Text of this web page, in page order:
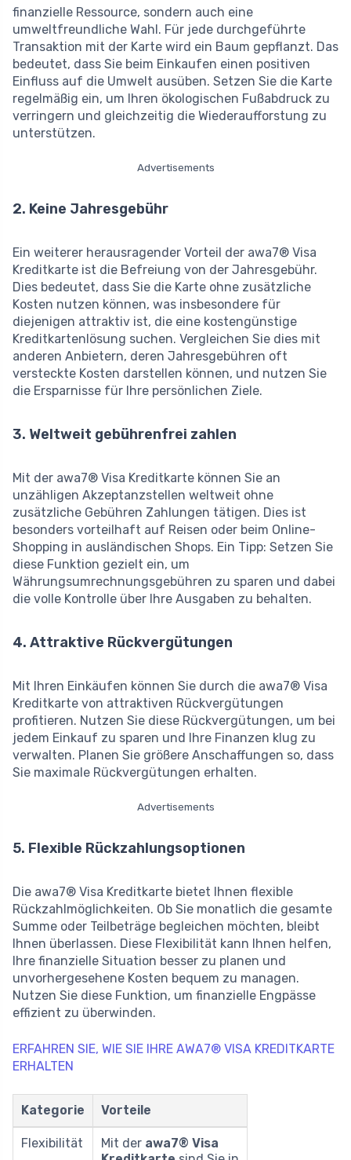
finanzielle Ressource, sondern auch eine
umweltfreundliche Wahl. Für jede durchgeführte
Transaktion mit der Karte wird ein Baum gepflanzt. Das
bedeutet, dass Sie beim Einkaufen einen positiven
Einfluss auf die Umwelt ausüben. Setzen Sie die Karte
regelmäßig ein, um Ihren ökologischen Fußabdruck zu
verringern und gleichzeitig die Wiederaufforstung zu
unterstützen.
Advertisements
2. Keine Jahresgebühr
Ein weiterer herausragender Vorteil der awa7® Visa
Kreditkarte ist die Befreiung von der Jahresgebühr.
Dies bedeutet, dass Sie die Karte ohne zusätzliche
Kosten nutzen können, was insbesondere für
diejenigen attraktiv ist, die eine kostengünstige
Kreditkartenlösung suchen. Vergleichen Sie dies mit
anderen Anbietern, deren Jahresgebühren oft
versteckte Kosten darstellen können, und nutzen Sie
die Ersparnisse für Ihre persönlichen Ziele.
3. Weltweit gebührenfrei zahlen
Mit der awa7® Visa Kreditkarte können Sie an
unzähligen Akzeptanzstellen weltweit ohne
zusätzliche Gebühren Zahlungen tätigen. Dies ist
besonders vorteilhaft auf Reisen oder beim Online-
Shopping in ausländischen Shops. Ein Tipp: Setzen Sie
diese Funktion gezielt ein, um
Währungsumrechnungsgebühren zu sparen und dabei
die volle Kontrolle über Ihre Ausgaben zu behalten.
4. Attraktive Rückvergütungen
Mit Ihren Einkäufen können Sie durch die awa7® Visa
Kreditkarte von attraktiven Rückvergütungen
profitieren. Nutzen Sie diese Rückvergütungen, um bei
jedem Einkauf zu sparen und Ihre Finanzen klug zu
verwalten. Planen Sie größere Anschaffungen so, dass
Sie maximale Rückvergütungen erhalten.
Advertisements
5. Flexible Rückzahlungsoptionen
Die awa7® Visa Kreditkarte bietet Ihnen flexible
Rückzahlmöglichkeiten. Ob Sie monatlich die gesamte
Summe oder Teilbeträge begleichen möchten, bleibt
Ihnen überlassen. Diese Flexibilität kann Ihnen helfen,
Ihre finanzielle Situation besser zu planen und
unvorhergesehene Kosten bequem zu managen.
Nutzen Sie diese Funktion, um finanzielle Engpässe
effizient zu überwinden.
ERFAHREN SIE, WIE SIE IHRE AWA7® VISA KREDITKARTE
ERHALTEN
Kategorie Vorteile
Flexibilität Mit der awa7® Visa